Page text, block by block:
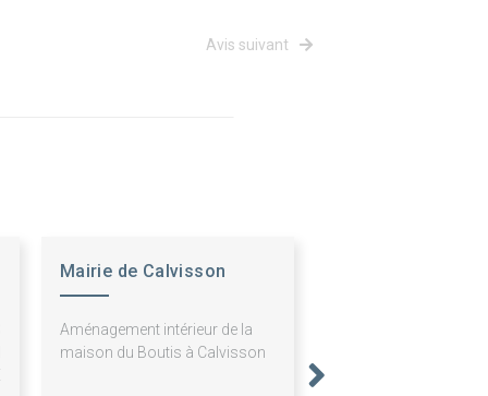
Avis suivant
Mairie de Calvisson
Aménagement intérieur de la
maison du Boutis à Calvisson